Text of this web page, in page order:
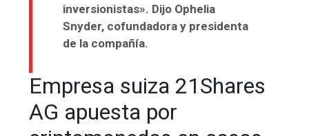
inversionistas». Dijo Ophelia
Snyder, cofundadora y presidenta
de la compañía.
Empresa suiza 21Shares
AG apuesta por